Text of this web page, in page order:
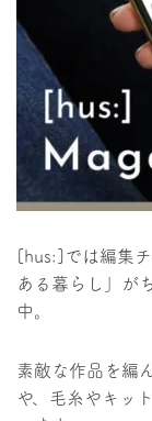
[hus:]では編集
ある暮らし」が
中。
素敵な作品を編
や、毛糸やキッ